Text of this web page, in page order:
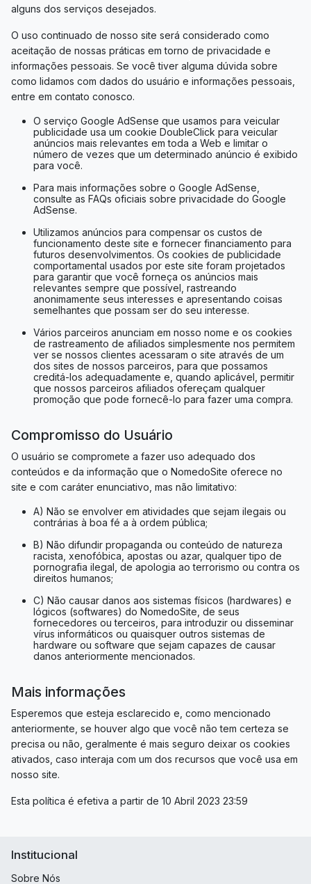
alguns dos serviços desejados.
O uso continuado de nosso site será considerado como
aceitação de nossas práticas em torno de privacidade e
informações pessoais. Se você tiver alguma dúvida sobre
como lidamos com dados do usuário e informações pessoais,
entre em contato conosco.
O serviço Google AdSense que usamos para veicular
publicidade usa um cookie DoubleClick para veicular
anúncios mais relevantes em toda a Web e limitar o
número de vezes que um determinado anúncio é exibido
para você.
Para mais informações sobre o Google AdSense,
consulte as FAQs oficiais sobre privacidade do Google
AdSense.
Utilizamos anúncios para compensar os custos de
funcionamento deste site e fornecer financiamento para
futuros desenvolvimentos. Os cookies de publicidade
comportamental usados ​​por este site foram projetados
para garantir que você forneça os anúncios mais
relevantes sempre que possível, rastreando
anonimamente seus interesses e apresentando coisas
semelhantes que possam ser do seu interesse.
Vários parceiros anunciam em nosso nome e os cookies
de rastreamento de afiliados simplesmente nos permitem
ver se nossos clientes acessaram o site através de um
dos sites de nossos parceiros, para que possamos
creditá-los adequadamente e, quando aplicável, permitir
que nossos parceiros afiliados ofereçam qualquer
promoção que pode fornecê-lo para fazer uma compra.
Compromisso do Usuário
O usuário se compromete a fazer uso adequado dos
conteúdos e da informação que o NomedoSite oferece no
site e com caráter enunciativo, mas não limitativo:
A) Não se envolver em atividades que sejam ilegais ou
contrárias à boa fé a à ordem pública;
B) Não difundir propaganda ou conteúdo de natureza
racista, xenofóbica, apostas ou azar, qualquer tipo de
pornografia ilegal, de apologia ao terrorismo ou contra os
direitos humanos;
C) Não causar danos aos sistemas físicos (hardwares) e
lógicos (softwares) do NomedoSite, de seus
fornecedores ou terceiros, para introduzir ou disseminar
vírus informáticos ou quaisquer outros sistemas de
hardware ou software que sejam capazes de causar
danos anteriormente mencionados.
Mais informações
Esperemos que esteja esclarecido e, como mencionado
anteriormente, se houver algo que você não tem certeza se
precisa ou não, geralmente é mais seguro deixar os cookies
ativados, caso interaja com um dos recursos que você usa em
nosso site.
Esta política é efetiva a partir de 10 Abril 2023 23:59
Institucional
Sobre Nós